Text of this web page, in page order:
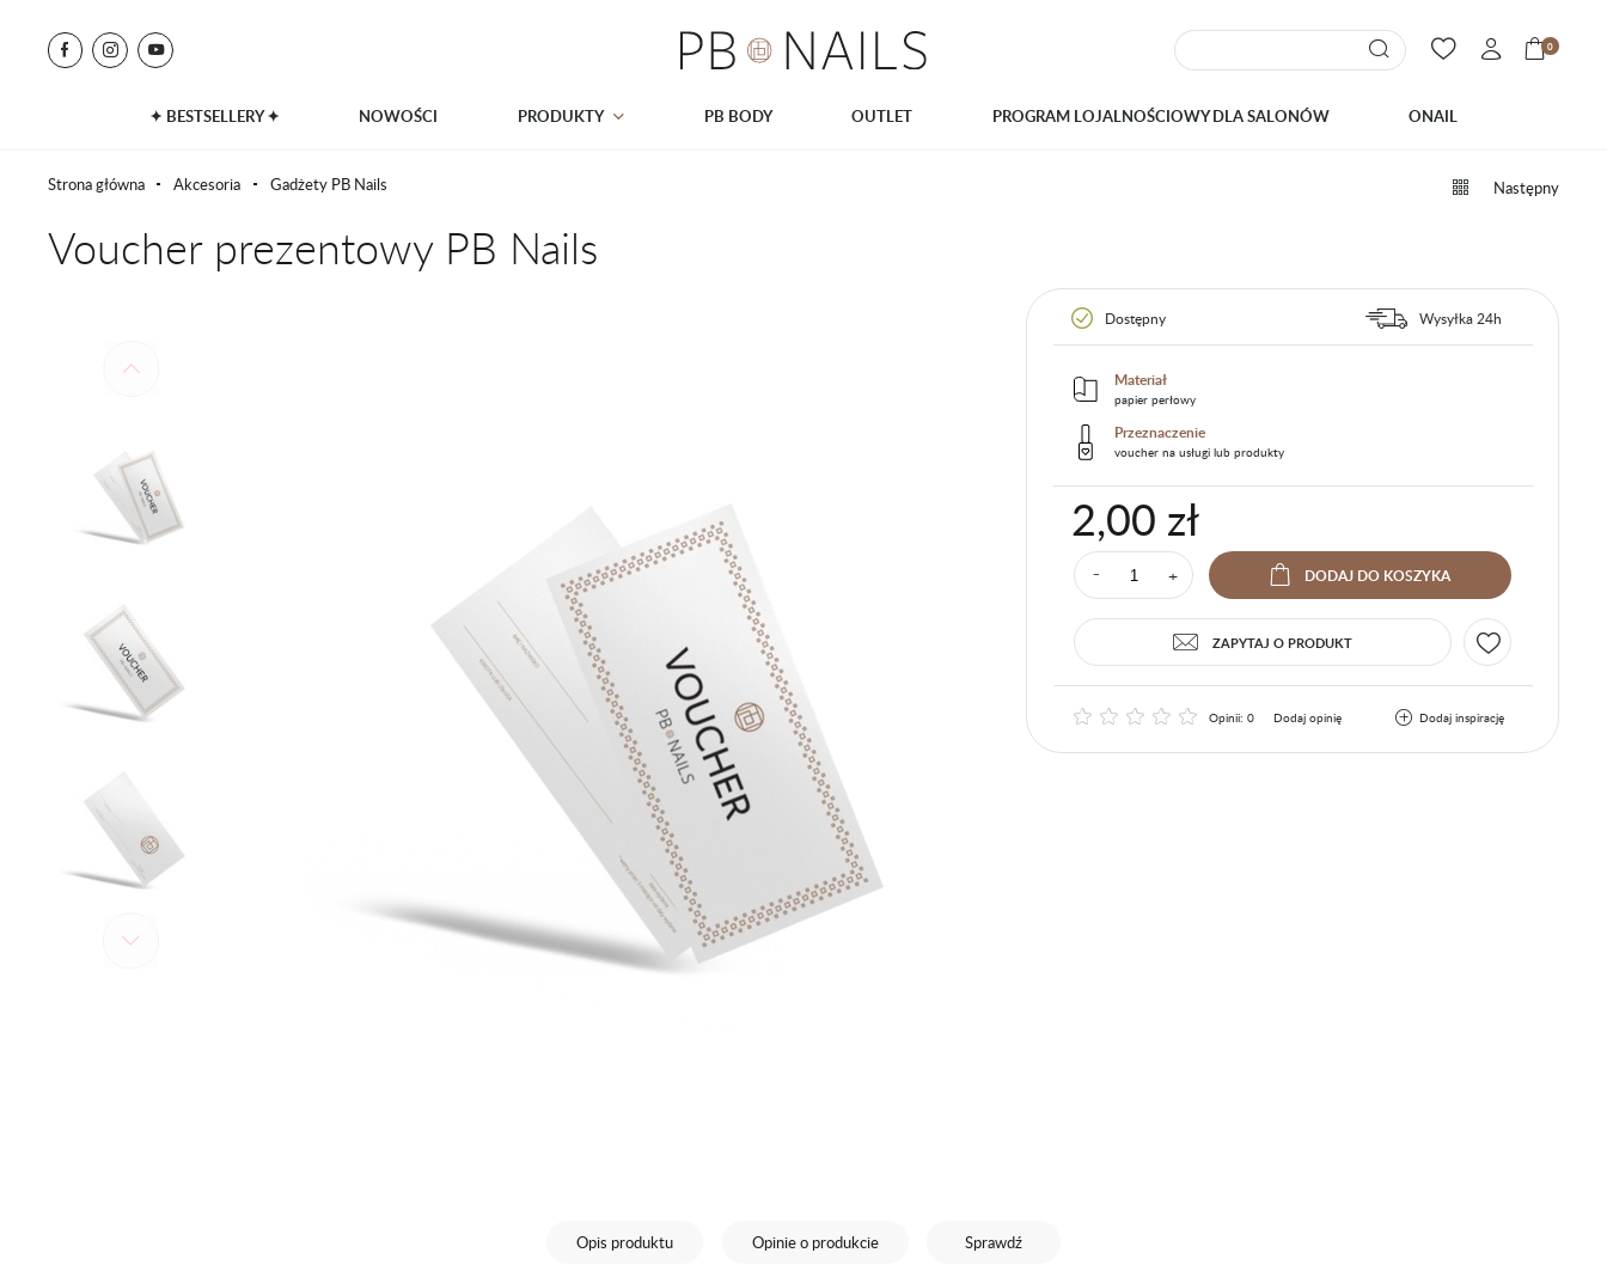
0
✦ BESTSELLERY ✦ NOWOŚCI PRODUKTY PB BODY OUTLET PROGRAM LOJALNOŚCIOWY DLA SALONÓW ONAIL
Strona główna Akcesoria Gadżety PB Nails Następny
Voucher prezentowy PB Nails
Dostępny Wysyłka 24h
Materiał
papier perłowy
Przeznaczenie
voucher na usługi lub produkty
2,00 zł
⁻ + DODAJDO KOSZYKA
ZAPYTAJ O PRODUKT
Opinii: 0 Dodaj opinię Dodaj inspirację
Opis produktu Opinie o produkcie Sprawdź